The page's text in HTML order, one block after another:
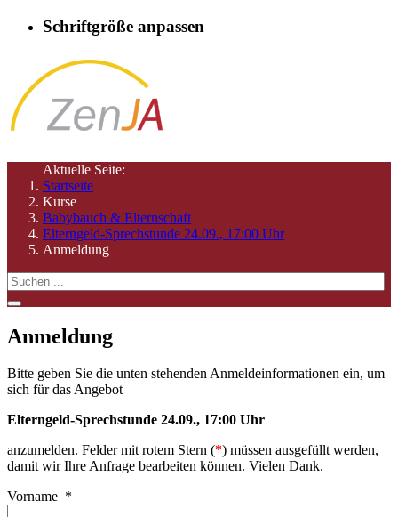
Schriftgröße anpassen
Aktuelle Seite:
Startseite
Kurse
Babybauch & Elternschaft
Elterngeld-Sprechstunde 24.09., 17:00 Uhr
Anmeldung
Anmeldung
Bitte geben Sie die unten stehenden Anmeldeinformationen ein, um
sich für das Angebot
Elterngeld-Sprechstunde 24.09., 17:00 Uhr
anzumelden. Felder mit rotem Stern (*) müssen ausgefüllt werden,
damit wir Ihre Anfrage bearbeiten können. Vielen Dank.
Vorname *